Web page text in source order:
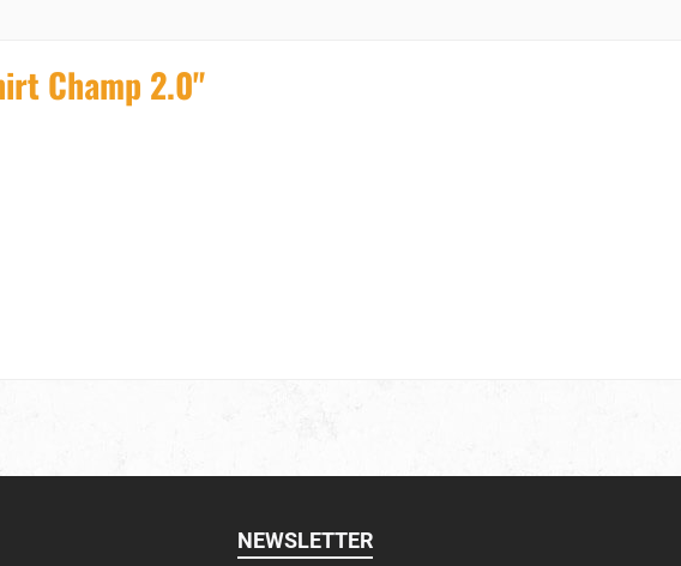
Champ 2.0"
NEWSLETTER